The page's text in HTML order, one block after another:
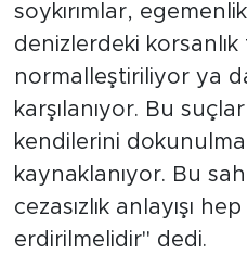
soykırımlar,
denizlerdeki
normalleştiriliyor ya
karşılanıyor. Bu
kendilerini
kaynaklanıyor. Bu
cezasızlık anlayışı
erdirilmelidir" dedi.